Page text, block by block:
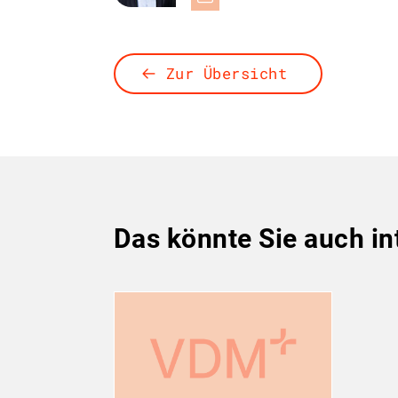
Zur Übersicht
Das könnte Sie auch